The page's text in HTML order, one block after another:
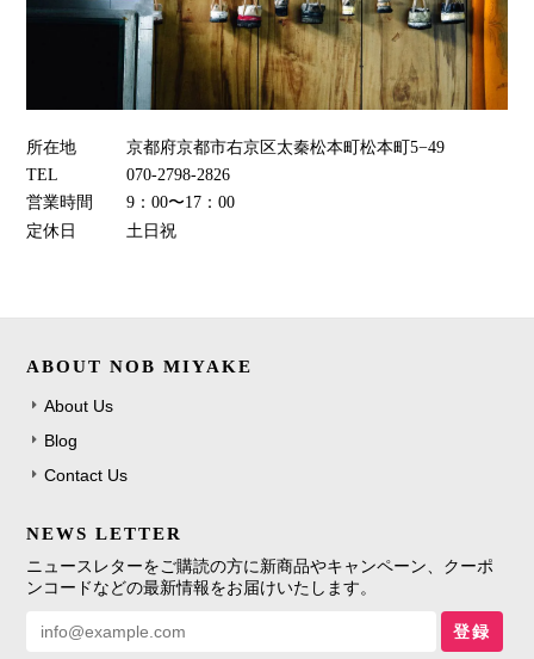
所在地
京都府京都市右京区太秦松本町松本町5−49
TEL
070-2798-2826
営業時間
9：00〜17：00
定休日
土日祝
ABOUT NOB MIYAKE
About Us
Blog
Contact Us
NEWS LETTER
ニュースレターをご購読の方に新商品やキャンペーン、クーポ
ンコードなどの最新情報をお届けいたします。
登録